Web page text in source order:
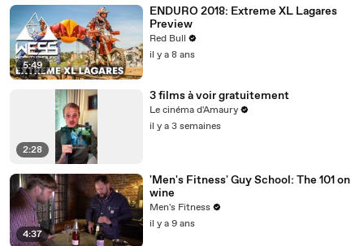
5:49
ENDURO 2018: Extreme XL Lagares
Preview
Red Bull
il y a 8 ans
2:28
3 films à voir gratuitement
Le cinéma d'Amaury
il y a 3 semaines
4:37
'Men's Fitness' Guy School: The 101 on
wine
Men's Fitness
il y a 9 ans